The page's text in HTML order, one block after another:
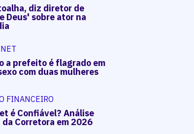
diz diretor de
Deus' sobre ator na
a prefeito é flagrado em
com duas mulheres
FINANCEIRO
é Confiável? Análise
da Corretora em 2026